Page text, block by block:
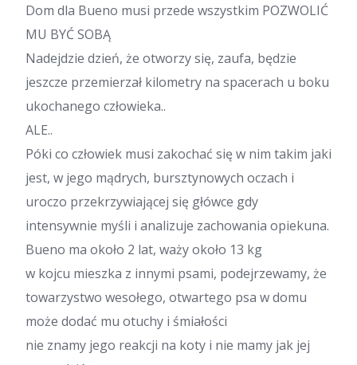
Dom dla Bueno musi przede wszystkim POZWOLIĆ
MU BYĆ SOBĄ
Nadejdzie dzień, że otworzy się, zaufa, będzie
jeszcze przemierzał kilometry na spacerach u boku
ukochanego człowieka..
ALE..
Póki co człowiek musi zakochać się w nim takim jaki
jest, w jego mądrych, bursztynowych oczach i
uroczo przekrzywiającej się główce gdy
intensywnie myśli i analizuje zachowania opiekuna.
Bueno ma około 2 lat, waży około 13 kg
w kojcu mieszka z innymi psami, podejrzewamy, że
towarzystwo wesołego, otwartego psa w domu
może dodać mu otuchy i śmiałości
nie znamy jego reakcji na koty i nie mamy jak jej